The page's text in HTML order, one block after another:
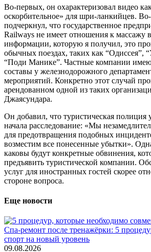
Во-первых, он охарактеризовал видео
оскорбительное» для шри-ланкийцев.
подчеркнул, что государственное
Railways не имеет отношения к массажу
информации, которую я получил, это
обычных поездах, таких как “Одиссея”,
“Поди Манике”. Частные компании
составы у железнодорожного
мероприятий. Конкретно этот случай
арендованном одной из таких
Джаясундара.
Он добавил, что туристическая полиция
начала расследование: «Мы
для предотвращения подобных
возместим все понесенные убытки».
каковы будут конкретные обвинения,
предъявить туристической компании.
услуг для иностранных гостей скорее
стороне вопроса.
Еще новости
Спа-ремонт после тренажёрки: 5
спорт на новый уровень
09.08.2026